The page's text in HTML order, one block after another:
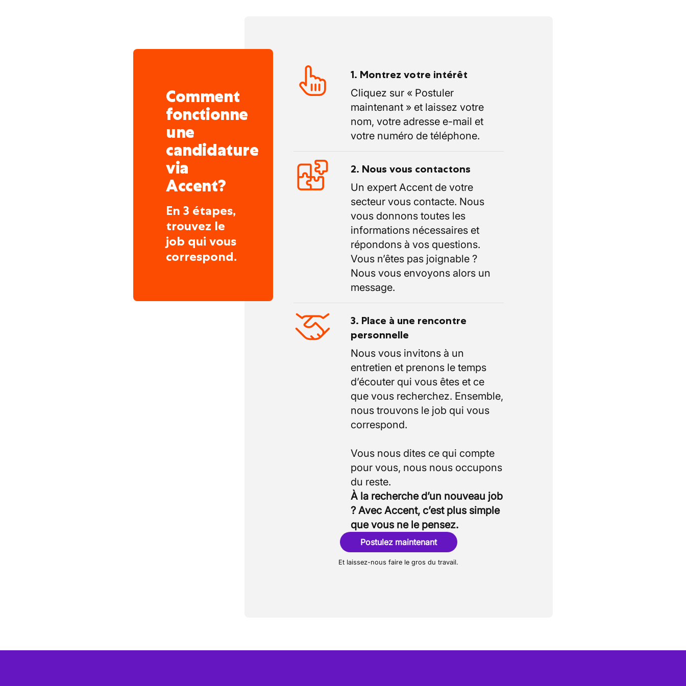
Comment
fonctionne
une
candidature
via
Accent?
En 3 étapes,
trouvez le
job qui vous
correspond.
1. Montrez votre intérêt
Cliquez sur « Postuler
maintenant » et laissez votre
nom, votre adresse e-mail et
votre numéro de téléphone.
2. Nous vous contactons
Un expert Accent de votre
secteur vous contacte. Nous
vous donnons toutes les
informations nécessaires et
répondons à vos questions.
Vous n’êtes pas joignable ?
Nous vous envoyons alors un
message.
3. Place à une rencontre
personnelle
Nous vous invitons à un
entretien et prenons le temps
d’écouter qui vous êtes et ce
que vous recherchez. Ensemble,
nous trouvons le job qui vous
correspond.
Vous nous dites ce qui compte
pour vous, nous nous occupons
À la recherche d’un nouveau job
? Avec Accent, c’est plus simple
que vous ne le pensez.
Postulez maintenant
Et laissez-nous faire le gros du travail.